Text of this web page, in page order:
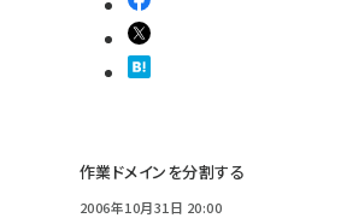
作業ドメインを分割する
2006年10月31日 20:00